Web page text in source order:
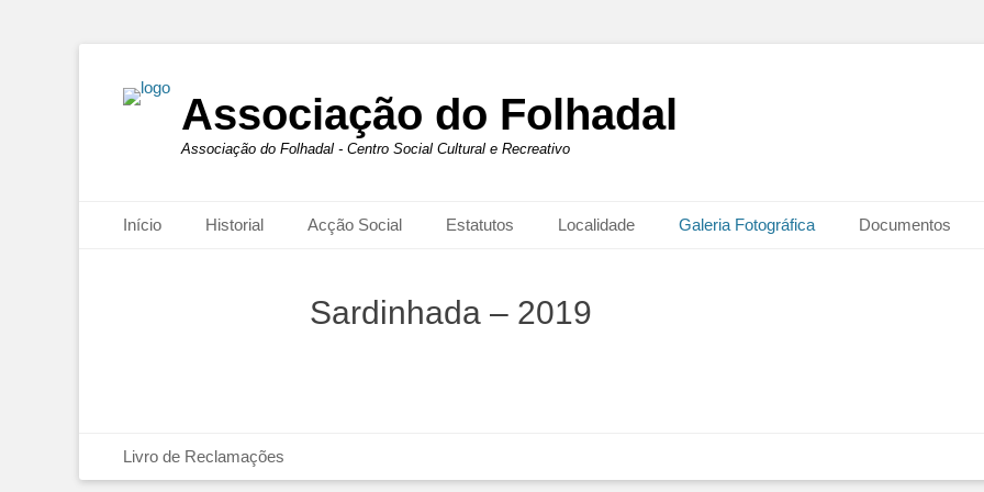
Associação do Folhadal
Associação do Folhadal - Centro Social Cultural e Recreativo
Primary Menu
Início Historial Acção Social Estatutos Localidade Galeria Fotográfica Documentos
Sardinhada – 2019
Footer Menu
Livro de Reclamações